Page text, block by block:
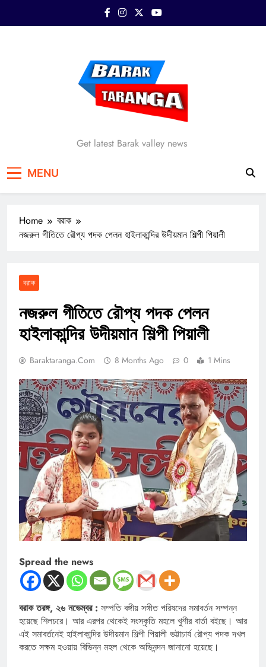
Barak Taranga
Get latest Barak valley news
MENU
Home
বরাক
নজরুল গীতিতে রৌপ্য পদক পেলন হাইলাকান্দির উদীয়মান শিল্পী পিয়ালী
বরাক
নজরুল গীতিতে রৌপ্য পদক পেলন
হাইলাকান্দির উদীয়মান শিল্পী পিয়ালী
Baraktaranga.com 8 Months Ago 0 1 Mins
Spread the news
বরাক তরঙ্গ, ২৬ নভেম্বর : সম্পতি বঙ্গীয় সঙ্গীত পরিষদের সমাবর্তন সম্পন্ন
হয়েছে শিলচরে। আর এরপর থেকেই সংস্কৃতি মহলে খুশীর বার্তা বইছে। আর
এই সমাবর্তনেই হাইলাকান্দির উদীয়মান শিল্পী পিয়ালী ভট্টাচার্য রৌপ্য পদক দখল
করতে সক্ষম হওয়ায় বিভিন্ন মহল থেকে অভিনন্দন জানানো হয়েছে।